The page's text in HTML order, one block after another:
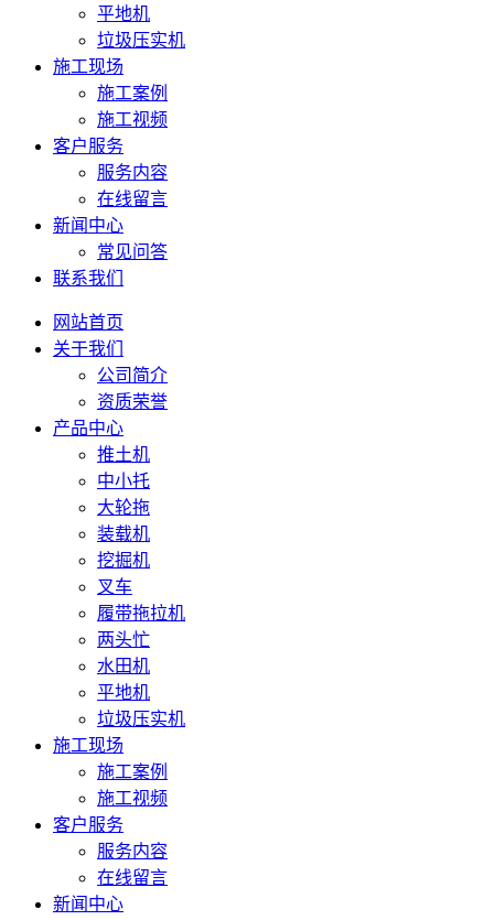
平地机
垃圾压实机
施工现场
施工案例
施工视频
客户服务
服务内容
在线留言
新闻中心
常见问答
联系我们
网站首页
关于我们
公司简介
资质荣誉
产品中心
推土机
中小托
大轮拖
装载机
挖掘机
叉车
履带拖拉机
两头忙
水田机
平地机
垃圾压实机
施工现场
施工案例
施工视频
客户服务
服务内容
在线留言
新闻中心